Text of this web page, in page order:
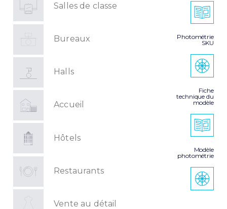
Salles de classe
Bureaux
Halls
Accueil
Hôtels
Restaurants
Vente au détail
Photométrie
SKU
Fiche
technique du
modèle
Modèle
photométrie